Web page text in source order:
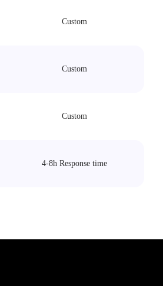
Custom
Custom
Custom
4-8h Response time